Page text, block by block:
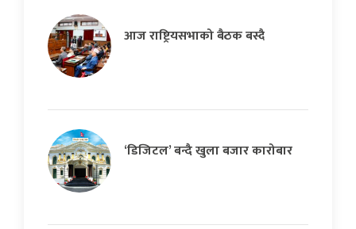
आज राष्ट्रियसभाको बैठक बस्दै
‘डिजिटल’ बन्दै खुला बजार कारोबार